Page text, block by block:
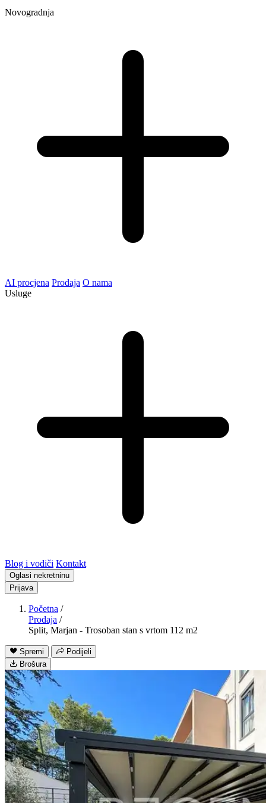
Novogradnja
AI procjena Prodaja O nama
Usluge
Blog i vodiči Kontakt
Oglasi nekretninu
Prijava
Početna /
Prodaja /
Split, Marjan - Trosoban stan s vrtom 112 m2
Spremi
Podijeli
Brošura